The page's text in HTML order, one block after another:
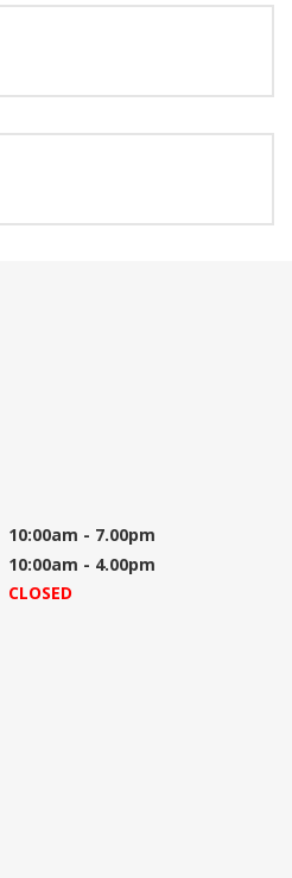
10:00am - 7.00pm
10:00am - 4.00pm
CLOSED